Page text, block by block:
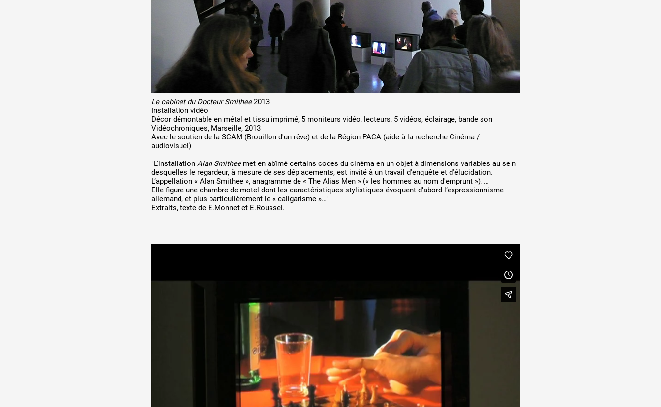
1% œuvres dans l'espace public
Réseau documents d'artistes
Le cabinet du Docteur Smithee2013
Installation vidéo
Décor démontable en métal et tissu imprimé, 5 moniteurs vidéo, lecteurs, 5 vidéos, éclairage, bande son
Vidéochroniques, Marseille, 2013
Avec le soutien de la SCAM (Brouillon d'un rêve) et de la Région PACA (aide à la recherche Cinéma /
audiovisuel)
"L'installation Alan Smitheemet en abîmé certains codes du cinéma en un objet à dimensions variables au sein
desquelles le regardeur, à mesure de ses déplacements, est invité à un travail d'enquête et d'élucidation.
L’appellation « Alan Smithee », anagramme de « The Alias Men » (« les hommes au nom d'emprunt »), …
Elle figure une chambre de motel dont les caractéristiques stylistiques évoquent d’abord l’expressionnisme
allemand, et plus particulièrement le « caligarisme »…"
Extraits, texte de E.Monnet et E.Roussel.